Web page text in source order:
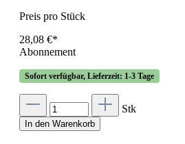
Preis pro Stück
28,08 €*
Abonnement
Sofort verfügbar, Lieferzeit: 1-3 Tage
Stk
In den Warenkorb